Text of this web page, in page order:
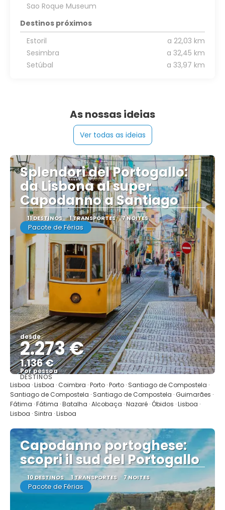
Sao Roque Museum
Destinos próximos
Estoril
a 22,03 km
Sesimbra
a 32,45 km
Setúbal
a 33,97 km
As nossas ideias
Ver todas as ideias
Splendori del Portogallo:
da Lisbona al super
Capodanno a Santiago
11 DESTINOS 1 TRANSPORTES 7 NOITES
Pacote de Férias
desde
2.273 €
1.136 €
Por pessoa
Mostrar
DESTINOS
Lisboa · Lisboa · Coimbra · Porto · Porto · Santiago de Compostela ·
Santiago de Compostela · Santiago de Compostela · Guimarães ·
Fátima · Fátima · Batalha · Alcobaça · Nazaré · Óbidos · Lisboa ·
Lisboa · Sintra · Lisboa
Capodanno portoghese:
scopri il sud del Portogallo
10 DESTINOS 1 TRANSPORTES 7 NOITES
Pacote de Férias